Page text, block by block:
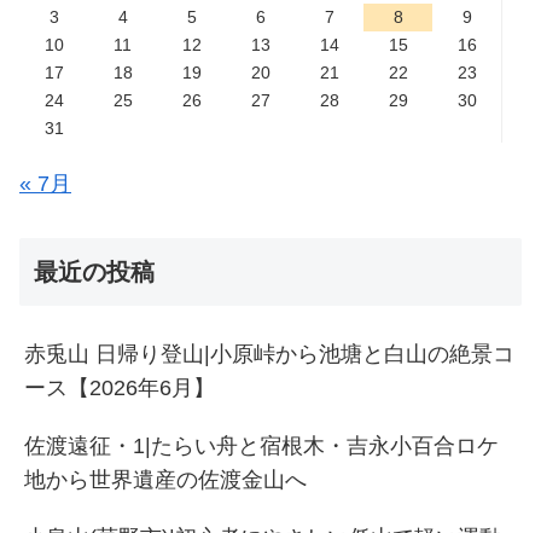
3
4 5 6 7 8
9
10
11 12 13 14 15
16
17
18 19 20 21 22
23
24
25 26 27 28 29
30
31
« 7月
最近の投稿
赤兎山 日帰り登山|小原峠から池塘と白山の絶景コ
ース【2026年6月】
佐渡遠征・1|たらい舟と宿根木・吉永小百合ロケ
地から世界遺産の佐渡金山へ